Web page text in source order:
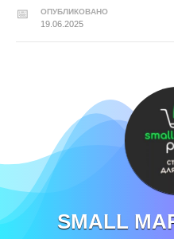
ОПУБЛИКОВАНО
19.06.2025
SMALL